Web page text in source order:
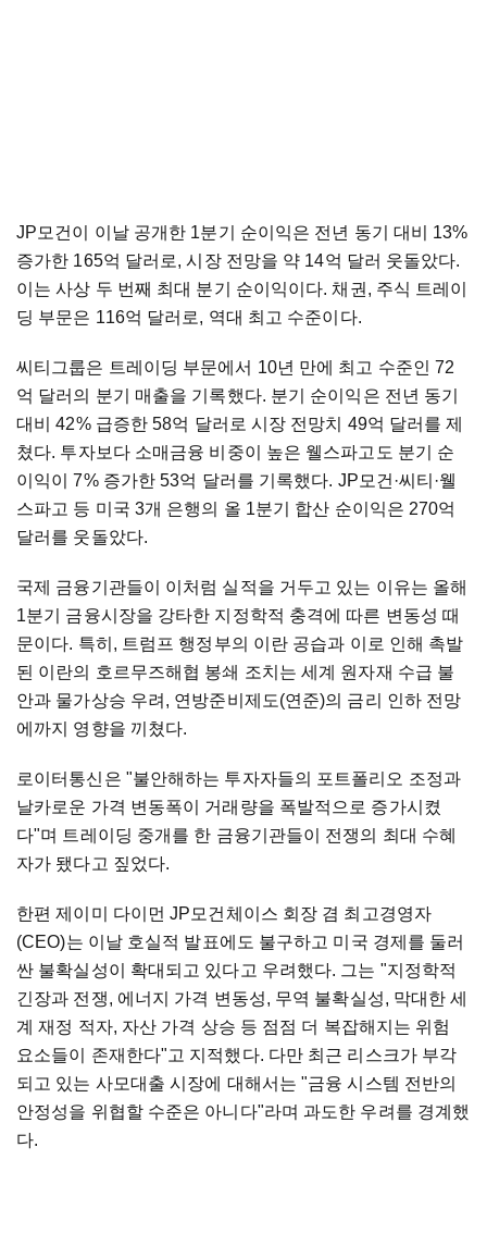
JP모건이 이날 공개한 1분기 순이익은 전년 동기 대비 13%
증가한 165억 달러로, 시장 전망을 약 14억 달러 웃돌았다.
이는 사상 두 번째 최대 분기 순이익이다. 채권, 주식 트레이
딩 부문은 116억 달러로, 역대 최고 수준이다.
씨티그룹은 트레이딩 부문에서 10년 만에 최고 수준인 72
억 달러의 분기 매출을 기록했다. 분기 순이익은 전년 동기
대비 42% 급증한 58억 달러로 시장 전망치 49억 달러를 제
쳤다. 투자보다 소매금융 비중이 높은 웰스파고도 분기 순
이익이 7% 증가한 53억 달러를 기록했다. JP모건·씨티·웰
스파고 등 미국 3개 은행의 올 1분기 합산 순이익은 270억
달러를 웃돌았다.
국제 금융기관들이 이처럼 실적을 거두고 있는 이유는 올해
1분기 금융시장을 강타한 지정학적 충격에 따른 변동성 때
문이다. 특히, 트럼프 행정부의 이란 공습과 이로 인해 촉발
된 이란의 호르무즈해협 봉쇄 조치는 세계 원자재 수급 불
안과 물가상승 우려, 연방준비제도(연준)의 금리 인하 전망
에까지 영향을 끼쳤다.
로이터통신은 "불안해하는 투자자들의 포트폴리오 조정과
날카로운 가격 변동폭이 거래량을 폭발적으로 증가시켰
다"며 트레이딩 중개를 한 금융기관들이 전쟁의 최대 수혜
자가 됐다고 짚었다.
한편 제이미 다이먼 JP모건체이스 회장 겸 최고경영자
(CEO)는 이날 호실적 발표에도 불구하고 미국 경제를 둘러
싼 불확실성이 확대되고 있다고 우려했다. 그는 "지정학적
긴장과 전쟁, 에너지 가격 변동성, 무역 불확실성, 막대한 세
계 재정 적자, 자산 가격 상승 등 점점 더 복잡해지는 위험
요소들이 존재한다"고 지적했다. 다만 최근 리스크가 부각
되고 있는 사모대출 시장에 대해서는 "금융 시스템 전반의
안정성을 위협할 수준은 아니다"라며 과도한 우려를 경계했
다.